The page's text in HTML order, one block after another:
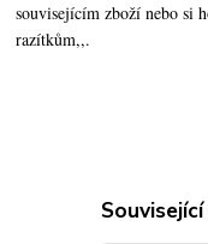
souvisejícím zboží nebo si
razítkům,,.